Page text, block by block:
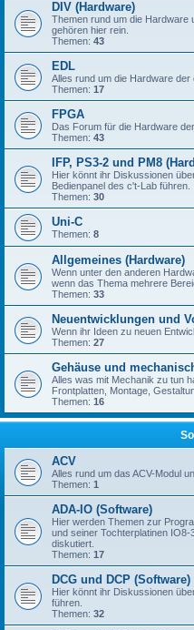
DIV (Hardware)
Themen rund um die Hardware
gehören hier rein.
Themen: 43
EDL
Alles rund um die Hardware
Themen: 17
FPGA
Das Forum für die Hardware
Themen: 43
IFP, PS3-2 und PM8
Hier könnt ihr Diskussionen
Bedienpanel des c't-Lab führen.
Themen: 30
Uni-C
Themen: 8
Allgemeines (Hardware)
Wenn unter den anderen
wenn das Thema mehrere
Themen: 33
Neuentwicklungen und
Wenn ihr Ideen zu neuen
Themen: 27
Gehäuse und
Alles was mit Mechanik zu tun
Frontplatten, Montage,
Themen: 16
ACV
Alles rund um das ACV-Modul
Themen: 1
ADA-IO (Software)
Hier werden Themen zur
und seiner Tochterplatinen
diskutiert.
Themen: 17
DCG und DCP (Software)
Hier könnt ihr Diskussionen
führen.
Themen: 32